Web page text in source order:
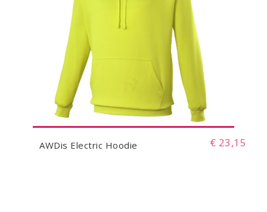
AWDis Electric Hoodie € 23,15